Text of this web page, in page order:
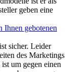
geben eine
Ihnen gebotenen
sicher. Leider
des Marketings
um gegen einen